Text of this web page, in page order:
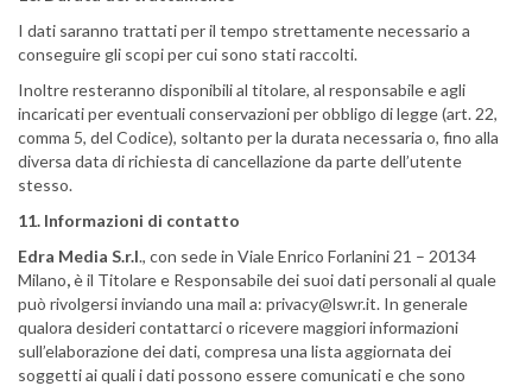
I dati saranno trattati per il tempo strettamente necessario a
conseguire gli scopi per cui sono stati raccolti.
Inoltre resteranno disponibili al titolare, al responsabile e agli
incaricati per eventuali conservazioni per obbligo di legge (art. 22,
comma 5, del Codice), soltanto per la durata necessaria o, fino alla
diversa data di richiesta di cancellazione da parte dell’utente
stesso.
11. Informazioni di contatto
Edra Media S.r.l., con sede in Viale Enrico Forlanini 21 – 20134
Milano,è il Titolare e Responsabile dei suoi dati personali al quale
può rivolgersi inviando una mail a: privacy@lswr.it. In generale
qualora desideri contattarci o ricevere maggiori informazioni
sull’elaborazione dei dati, compresa una lista aggiornata dei
soggetti ai quali i dati possono essere comunicati e che sono